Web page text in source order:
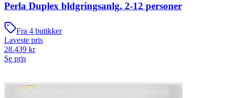
Perla Duplex bldgringsanlg, 2-12 personer
Fra 4 butikker
Laveste pris
28.439 kr
Se pris